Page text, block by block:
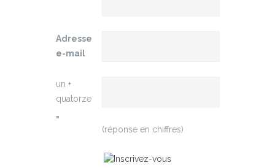
Adresse
e-mail
un +
quatorze
=
(réponse en chiffres)